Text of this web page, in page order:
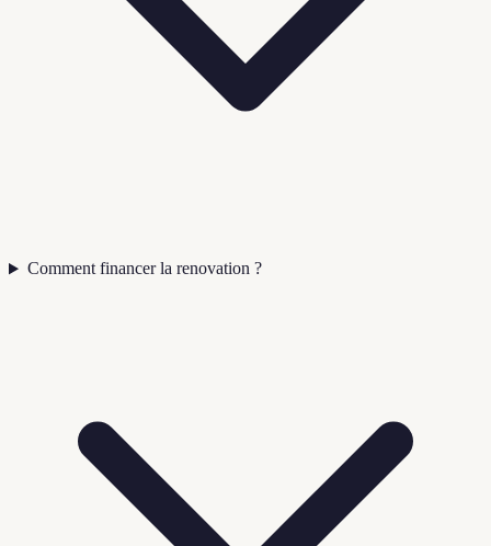
Comment financer la renovation ?